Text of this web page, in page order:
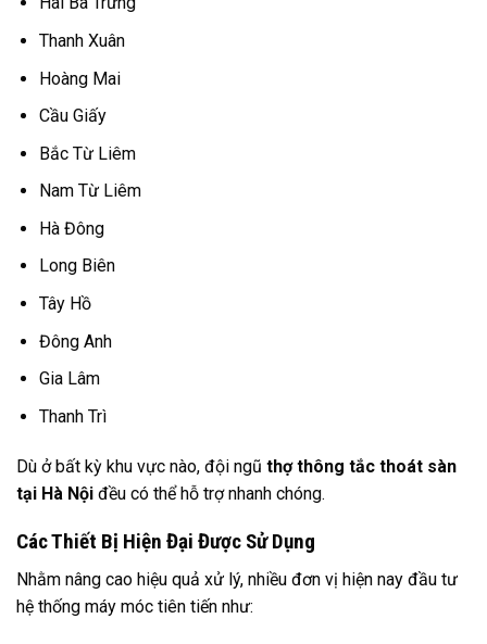
Thanh Xuân
Hoàng Mai
Cầu Giấy
Bắc Từ Liêm
Nam Từ Liêm
Hà Đông
Long Biên
Tây Hồ
Đông Anh
Gia Lâm
Thanh Trì
Dù ở bất kỳ khu vực nào, đội ngũ thợ thông tắc thoát sàn
tại Hà Nội đều có thể hỗ trợ nhanh chóng.
Các Thiết Bị Hiện Đại Được Sử Dụng
Nhằm nâng cao hiệu quả xử lý, nhiều đơn vị hiện nay đầu tư
hệ thống máy móc tiên tiến như: